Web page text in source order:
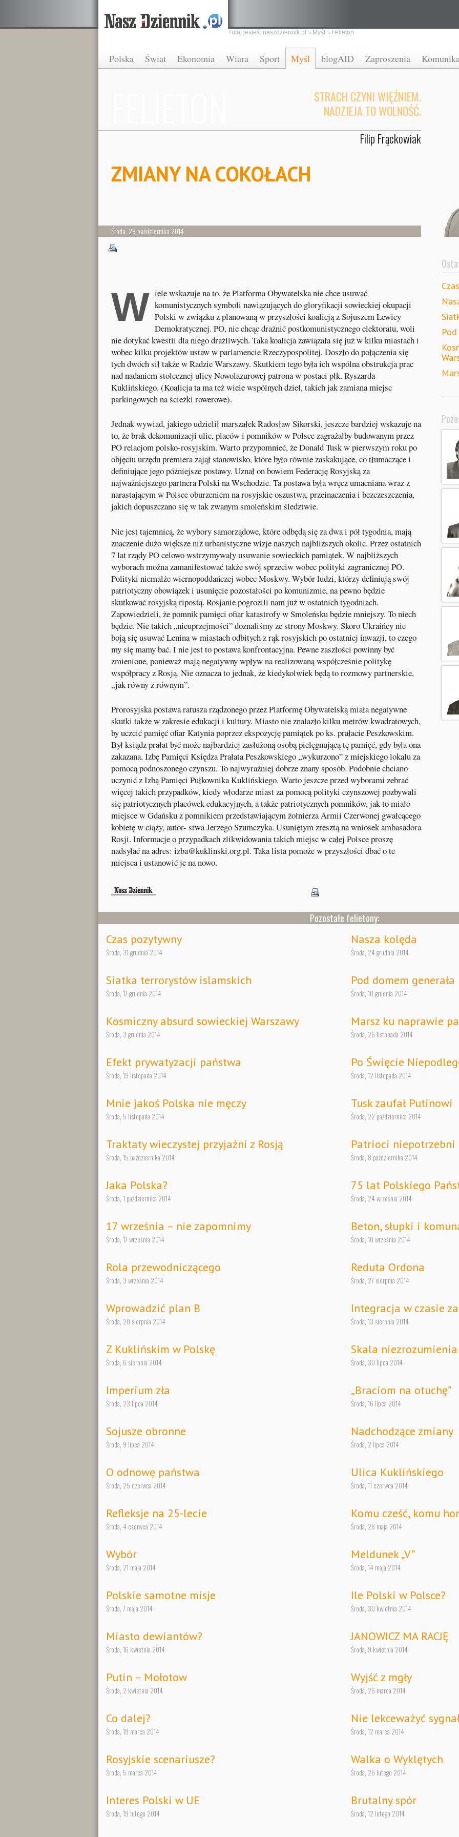
Polska Świat Ekonomia Wiara Sport Myśl blogAID Zaproszenia
Tutaj jesteś: naszdziennik.pl Myśl Felieton
STRACH CZYNI WIĘŹNIEM.
NADZIEJA TO WOLNOŚĆ.
Filip Frąckowiak
ZMIANY NA COKOŁACH
Środa, 29 października 2014
W iele wskazuje na to, że Platforma Obywatelska nie chce usuwać
komunistycznych symboli nawiązujących do gloryfikacji sowieckiej okupacji
Polski w związku z planowaną w przyszłości koalicją z Sojuszem Lewicy
Demokratycznej. PO, nie chcąc drażnić postkomunistycznego elektoratu, woli
nie dotykać kwestii dla niego drażliwych. Taka koalicja zawiązała się już w kilku miastach i
wobec kilku projektów ustaw w parlamencie Rzeczypospolitej. Doszło do połączenia się
tych dwóch sił także w Radzie Warszawy. Skutkiem tego była ich wspólna obstrukcja prac
nad nadaniem stołecznej ulicy Nowolazurowej patrona w postaci płk. Ryszarda
Kuklińskiego. (Koalicja ta ma też wiele wspólnych dzieł, takich jak zamiana miejsc
parkingowych na ścieżki rowerowe).
Jednak wywiad, jakiego udzielił marszałek Radosław Sikorski, jeszcze bardziej wskazuje na
to, że brak dekomunizacji ulic, placów i pomników w Polsce zagrażałby budowanym przez
PO relacjom polsko-rosyjskim. Warto przypomnieć, że Donald Tusk w pierwszym roku po
objęciu urzędu premiera zajął stanowisko, które było równie zaskakujące, co tłumaczące i
definiujące jego późniejsze postawy. Uznał on bowiem Federację Rosyjską za
najważniejszego partnera Polski na Wschodzie. Ta postawa była wręcz umacniana wraz z
narastającym w Polsce oburzeniem na rosyjskie oszustwa, przeinaczenia i bezczeszczenia,
jakich dopuszczano się w tak zwanym smoleńskim śledztwie.
Nie jest tajemnicą, że wybory samorządowe, które odbędą się za dwa i pół tygodnia, mają
znaczenie dużo większe niż urbanistyczne wizje naszych najbliższych okolic. Przez ostatnich
7 lat rządy PO celowo wstrzymywały usuwanie sowieckich pamiątek. W najbliższych
wyborach można zamanifestować także swój sprzeciw wobec polityki zagranicznej PO.
Polityki niemalże wiernopoddańczej wobec Moskwy. Wybór ludzi, którzy definiują swój
patriotyczny obowiązek i usunięcie pozostałości po komunizmie, na pewno będzie
skutkować rosyjską ripostą. Rosjanie pogrozili nam już w ostatnich tygodniach.
Zapowiedzieli, że pomnik pamięci ofiar katastrofy w Smoleńsku będzie mniejszy. To niech
będzie. Nie takich „nieuprzejmości” doznaliśmy ze strony Moskwy. Skoro Ukraińcy nie
boją się usuwać Lenina w miastach odbitych z rąk rosyjskich po ostatniej inwazji, to czego
my się mamy bać. I nie jest to postawa konfrontacyjna. Pewne zaszłości powinny być
zmienione, ponieważ mają negatywny wpływ na realizowaną współcześnie politykę
współpracy z Rosją. Nie oznacza to jednak, że kiedykolwiek będą to rozmowy partnerskie,
„jak równy z równym”.
Prorosyjska postawa ratusza rządzonego przez Platformę Obywatelską miała negatywne
skutki także w zakresie edukacji i kultury. Miasto nie znalazło kilku metrów kwadratowych,
by uczcić pamięć ofiar Katynia poprzez ekspozycję pamiątek po ks. prałacie Peszkowskim.
Był ksiądz prałat być może najbardziej zasłużoną osobą pielęgnującą tę pamięć, gdy była ona
zakazana. Izbę Pamięci Księdza Prałata Peszkowskiego „wykurzono” z miejskiego lokalu za
pomocą podnoszonego czynszu. To najwyraźniej dobrze znany sposób. Podobnie chciano
uczynić z Izbą Pamięci Pułkownika Kuklińskiego. Warto jeszcze przed wyborami zebrać
więcej takich przypadków, kiedy włodarze miast za pomocą polityki czynszowej pozbywali
się patriotycznych placówek edukacyjnych, a także patriotycznych pomników, jak to miało
miejsce w Gdańsku z pomnikiem przedstawiającym żołnierza Armii Czerwonej gwałcącego
kobietę w ciąży, autor- stwa Jerzego Szumczyka. Usuniętym zresztą na wniosek ambasadora
Rosji. Informacje o przypadkach zlikwidowania takich miejsc w całej Polsce proszę
nadsyłać na adres: izba@kuklinski.org.pl. Taka lista pomoże w przyszłości dbać o te
miejsca i ustanowić je na nowo.
Pozostałe felietony:
Czas pozytywny
Środa, 31 grudnia 2014
Nasza kolęda
Środa, 24 grudnia 2014
Siatka terrorystów islamskich
Środa, 17 grudnia 2014
Pod domem generała
Środa, 10 grudnia 2014
Kosmiczny absurd sowieckiej Warszawy
Środa, 3 grudnia 2014
Marsz ku naprawie
Środa, 26 listopada 2014
Efekt prywatyzacji państwa
Środa, 19 listopada 2014
Po Święcie
Środa, 12 listopada 2014
Mnie jakoś Polska nie męczy
Środa, 5 listopada 2014
Tusk zaufał Putinowi
Środa, 22 października 2014
Traktaty wieczystej przyjaźni z Rosją
Środa, 15 października 2014
Patrioci niepotrzebni
Środa, 8 października 2014
Jaka Polska?
Środa, 1 października 2014
75 lat Polskiego
Środa, 24 września 2014
17 września – nie zapomnimy
Środa, 17 września 2014
Beton, słupki i
Środa, 10 września 2014
Rola przewodniczącego
Środa, 3 września 2014
Reduta Ordona
Środa, 27 sierpnia 2014
Wprowadzić plan B
Środa, 20 sierpnia 2014
Integracja w czasie
Środa, 13 sierpnia 2014
Z Kuklińskim w Polskę
Środa, 6 sierpnia 2014
Skala niezrozumienia
Środa, 30 lipca 2014
Imperium zła
Środa, 23 lipca 2014
„Braciom na otuchę”
Środa, 16 lipca 2014
Sojusze obronne
Środa, 9 lipca 2014
Nadchodzące zmiany
Środa, 2 lipca 2014
O odnowę państwa
Środa, 25 czerwca 2014
Ulica Kuklińskiego
Środa, 11 czerwca 2014
Refleksje na 25-lecie
Środa, 4 czerwca 2014
Komu cześć, komu
Środa, 28 maja 2014
Wybór
Środa, 21 maja 2014
Meldunek „V”
Środa, 14 maja 2014
Polskie samotne misje
Środa, 7 maja 2014
Ile Polski w Polsce?
Środa, 30 kwietnia 2014
Miasto dewiantów?
Środa, 16 kwietnia 2014
JANOWICZ MA RACJĘ
Środa, 9 kwietnia 2014
Putin – Mołotow
Środa, 2 kwietnia 2014
Wyjść z mgły
Środa, 26 marca 2014
Co dalej?
Środa, 19 marca 2014
Nie lekceważyć
Środa, 12 marca 2014
Rosyjskie scenariusze?
Środa, 5 marca 2014
Walka o Wyklętych
Środa, 26 lutego 2014
Interes Polski w UE
Środa, 19 lutego 2014
Brutalny spór
Środa, 12 lutego 2014